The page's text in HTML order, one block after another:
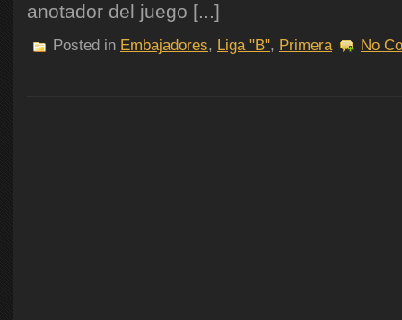
anotador del juego [...]
Posted in Embajadores, Liga "B", Primera No